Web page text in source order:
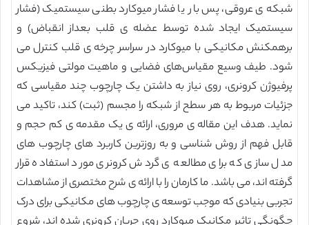
شبکه ی عروقی، پس بار یا فشار میوکارد بطنی سیستمیک (فشار
سیستمیک ایجاد شده توسط عضله ی قلب بعداز انقباض) و
برهمکنش مکانیکی با میوکارد در سراسر چرخه ی قلب کنترل می
شود. طیف وسیع مقیاس‌های فضایی و ماهیت مولتی فیزیکس
پرفیوژن کرونری، روی نیاز به داشتن یک چارچوب چند مقیاسی که
جزئیات مربوط به هر سطح از شبکه را مجسم (ثبت) کند، تاکید می
نماید. هدف این مقاله ی مروری، ارائه ی یک مقدمه ی کم حجم و
قابل فهم از روش شناسی و به روزترین کاربرد های چارچوب های
مدل سازی که برای مطالعه ی گردش کرونری مورد استفاده قرار
گرفته اند، می باشد. ما کارمان را با ارائه ی شرح مختصری از مشاهدات
تجربی بنیادی که موجب توسعه ی چارچوب های مکانیکی برای درک